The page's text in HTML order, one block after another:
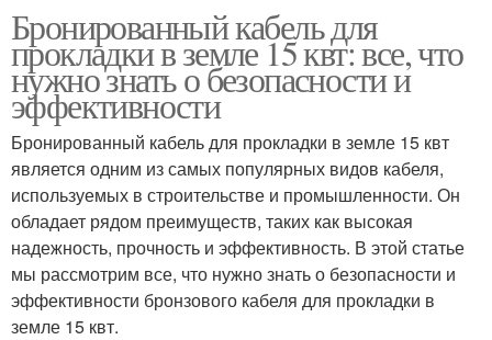
Бронированный кабель для
прокладки в земле 15 квт: все, что
нужно знать о безопасности и
эффективности
Бронированный кабель для прокладки в земле 15 квт
является одним из самых популярных видов кабеля,
используемых в строительстве и промышленности. Он
обладает рядом преимуществ, таких как высокая
надежность, прочность и эффективность. В этой статье
мы рассмотрим все, что нужно знать о безопасности и
эффективности бронзового кабеля для прокладки в
земле 15 квт.